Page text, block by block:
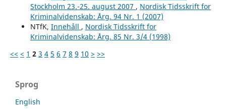
Stockholm 23.-25. august 2007 , Nordisk Tidsskrift for
Kriminalvidenskab: Årg. 94 Nr. 1 (2007)
NTfK, Innehåll , Nordisk Tidsskrift for
Kriminalvidenskab: Årg. 85 Nr. 3/4 (1998)
<< < 1 2 3 4 5 6 7 8 9 10 > >>
Sprog
English